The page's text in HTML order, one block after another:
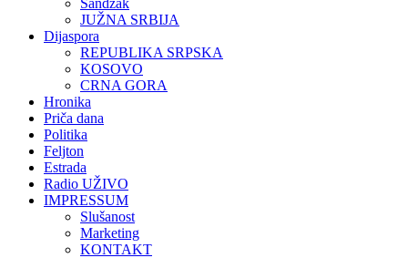
Sandžak
JUŽNA SRBIJA
Dijaspora
REPUBLIKA SRPSKA
KOSOVO
CRNA GORA
Hronika
Priča dana
Politika
Feljton
Estrada
Radio UŽIVO
IMPRESSUM
Slušanost
Marketing
KONTAKT